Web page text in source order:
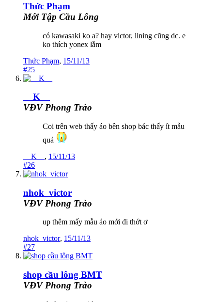
Thức Phạm
Mới Tập Cầu Lông
có kawasaki ko a? hay victor, lining cũng dc. e
ko thích yonex lắm
Thức Phạm, 15/11/13
#25
__K__
VĐV Phong Trào
Coi trên web thấy áo bên shop bác thấy ít mẫu
quá
__K__ , 15/11/13
#26
nhok_victor
VĐV Phong Trào
up thêm mấy mẫu áo mới đi thớt ơ
nhok_victor, 15/11/13
#27
shop cầu lông BMT
VĐV Phong Trào